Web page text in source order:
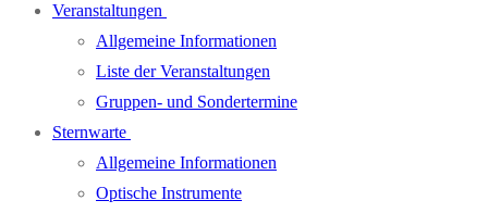
Veranstaltungen
Allgemeine Informationen
Liste der Veranstaltungen
Gruppen- und Sondertermine
Sternwarte
Allgemeine Informationen
Optische Instrumente